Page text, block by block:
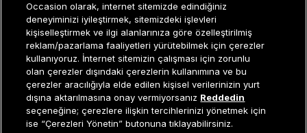
Müşteri İlişkileri 0 850 800 01 20
KADIN KATEGORILER
GRUP MARKALAR
ERKEK KATEGORILER
Occasion olarak, internet sitemizde edindiğiniz
deneyiminizi iyileştirmek, sitemizdeki işlevleri
kişiselleştirmek ve ilgi alanlarınıza göre özelleştirilmiş
reklam/pazarlama faaliyetleri yürütebilmek için çerezler
kullanıyoruz. İnternet sitemizin çalışması için zorunlu
olan çerezler dışındaki çerezlerin kullanımına ve bu
çerezler aracılığıyla elde edilen kişisel verilerinizin yurt
dışına aktarılmasına onay vermiyorsanız Reddedin
seçeneğine; çerezlere ilişkin tercihlerinizi yönetmek için
ise “Çerezleri Yönetin” butonuna tıklayabilirsiniz.